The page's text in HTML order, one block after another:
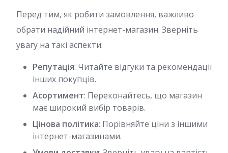
Перед тим, як робити замовлення, важливо
обрати надійний інтернет-магазин. Зверніть
увагу на такі аспекти:
Репутація: Читайте відгуки та рекомендації
інших покупців.
Асортимент: Переконайтесь, що магазин
має широкий вибір товарів.
Цінова політика: Порівняйте ціни з іншими
інтернет-магазинами.